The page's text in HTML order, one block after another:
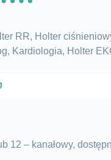
12 – kanałowy,